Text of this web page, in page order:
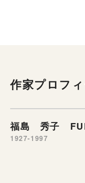
作家プロフ
福島 秀子
1927-1997